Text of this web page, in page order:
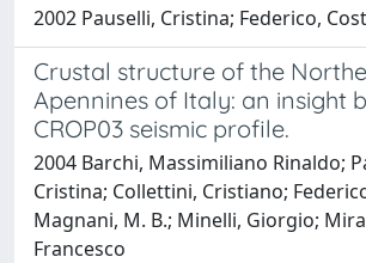
2002 Pauselli, Cristina; Federico,
Crustal structure of the
Apennines of Italy: an insight
CROP03 seismic profile.
2004 Barchi, Massimiliano Rinaldo;
Cristina; Collettini, Cristiano;
Magnani, M. B.; Minelli, Giorgio;
Francesco